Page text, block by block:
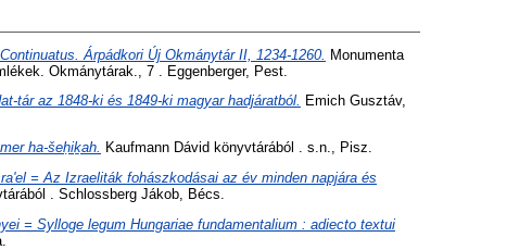
Árpádkori Új Okmánytár II, 1234-1260. Monumenta
Okmánytárak., 7 . Eggenberger, Pest.
tár az 1848-ki és 1849-ki magyar hadjáratból. Emich Gusztáv,
ha-šeḥiḵah. Kaufmann Dávid könyvtárából . s.n., Pisz.
= Az Izraeliták fohászkodásai az év minden napjára és
. Schlossberg Jákob, Bécs.
= Sylloge legum Hungariae fundamentalium : adiecto textui